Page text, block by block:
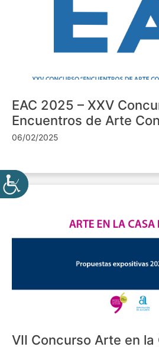
EAC 2025 – XXV
Encuentros de Arte
06/02/2025
VII Concurso Arte en la